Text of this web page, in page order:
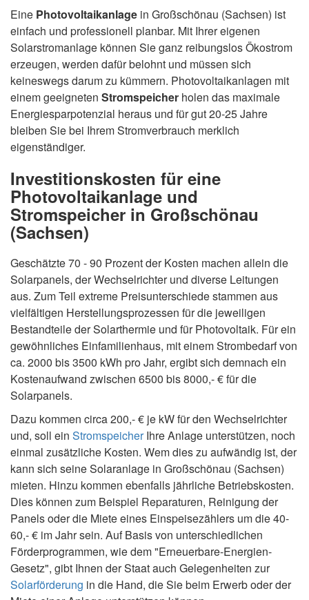
Eine Photovoltaikanlage in Großschönau (Sachsen) ist
einfach und professionell planbar. Mit Ihrer eigenen
Solarstromanlage können Sie ganz reibungslos Ökostrom
erzeugen, werden dafür belohnt und müssen sich
keineswegs darum zu kümmern. Photovoltaikanlagen mit
einem geeigneten Stromspeicher holen das maximale
Energiesparpotenzial heraus und für gut 20-25 Jahre
bleiben Sie bei Ihrem Stromverbrauch merklich
eigenständiger.
Investitionskosten für eine
Photovoltaikanlage und
Stromspeicher in Großschönau
(Sachsen)
Geschätzte 70 - 90 Prozent der Kosten machen allein die
Solarpanels, der Wechselrichter und diverse Leitungen
aus. Zum Teil extreme Preisunterschiede stammen aus
vielfältigen Herstellungsprozessen für die jeweiligen
Bestandteile der Solarthermie und für Photovoltaik. Für ein
gewöhnliches Einfamilienhaus, mit einem Strombedarf von
ca. 2000 bis 3500 kWh pro Jahr, ergibt sich demnach ein
Kostenaufwand zwischen 6500 bis 8000,- € für die
Solarpanels.
Dazu kommen circa 200,- € je kW für den Wechselrichter
und, soll ein StromspeicherIhre Anlage unterstützen, noch
einmal zusätzliche Kosten. Wem dies zu aufwändig ist, der
kann sich seine Solaranlage in Großschönau (Sachsen)
mieten. Hinzu kommen ebenfalls jährliche Betriebskosten.
Dies können zum Beispiel Reparaturen, Reinigung der
Panels oder die Miete eines Einspeisezählers um die 40-
60,- € im Jahr sein. Auf Basis von unterschiedlichen
Förderprogrammen, wie dem "Erneuerbare-Energien-
Gesetz", gibt Ihnen der Staat auch Gelegenheiten zur
Solarförderung in die Hand, die Sie beim Erwerb oder der